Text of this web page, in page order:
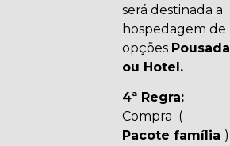
será destinada a
hospedagem de
opções Pousada
ou Hotel.
4ª Regra:
Compra (
Pacote família )